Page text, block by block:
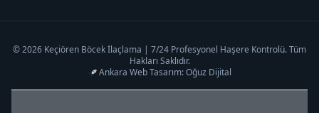
© 2026 Keçiören Böcek İlaçlama | 7/24 Profesyonel Haşere Kontrolü. Tüm
Hakları Saklıdır.
Ankara Web Tasarım: Oğuz Dijital